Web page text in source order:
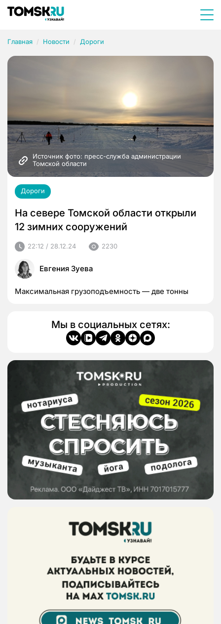
Главная Новости Дороги
Источник фото: пресс-служба администрации
Томской области
Дороги
На севере Томской области открыли
12 зимних сооружений
22:12 / 28.12.24 2230
Евгения Зуева
Максимальная грузоподъемность — две тонны
Мы в социальных сетях: